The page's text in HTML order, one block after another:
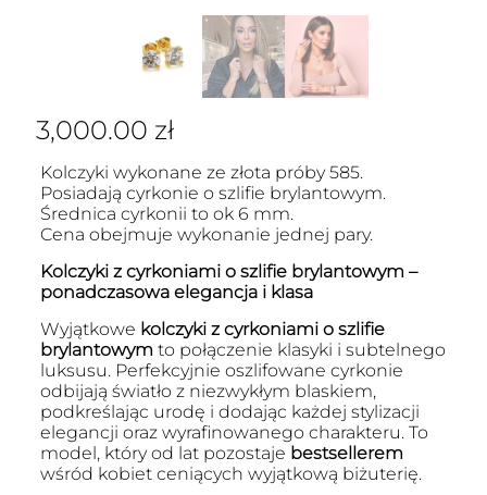
3,000.00 zł
Kolczyki wykonane ze złota próby 585.
Posiadają cyrkonie o szlifie brylantowym.
Średnica cyrkonii to ok 6 mm.
Cena obejmuje wykonanie jednej pary.
Kolczyki z cyrkoniami o szlifie brylantowym –
ponadczasowa elegancja i klasa
Wyjątkowe kolczyki z cyrkoniami o szlifie
brylantowym to połączenie klasyki i subtelnego
luksusu. Perfekcyjnie oszlifowane cyrkonie
odbijają światło z niezwykłym blaskiem,
podkreślając urodę i dodając każdej stylizacji
elegancji oraz wyrafinowanego charakteru. To
model, który od lat pozostaje bestsellerem
wśród kobiet ceniących wyjątkową biżuterię.